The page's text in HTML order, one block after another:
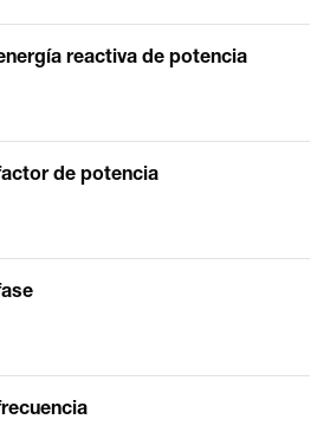
reactiva de potencia
de potencia